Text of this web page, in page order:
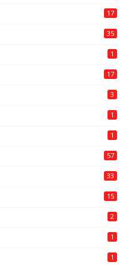
17
35
1
17
3
1
1
57
33
15
2
1
1